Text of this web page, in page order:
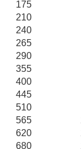
175
210
240
265
290
355
400
445
510
565
620
680